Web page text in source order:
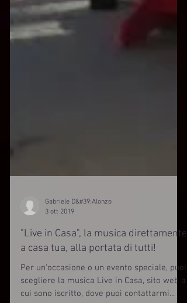
3 ott 2019
"Live in Casa", la musica direttamente
a casa tua, alla portata di tutti!
Per un'occasione o un evento speciale, puoi
scegliere la musica Live in Casa, sito web a